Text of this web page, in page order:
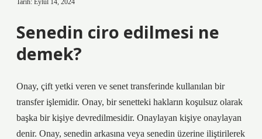
Tarih: Eylül 14, 2024
Senedin ciro edilmesi ne
demek?
Onay, çift yetki veren ve senet transferinde kullanılan bir
transfer işlemidir. Onay, bir senetteki hakların koşulsuz olarak
başka bir kişiye devredilmesidir. Onaylayan kişiye onaylayan
denir. Onay, senedin arkasına veya senedin üzerine iliştirilerek